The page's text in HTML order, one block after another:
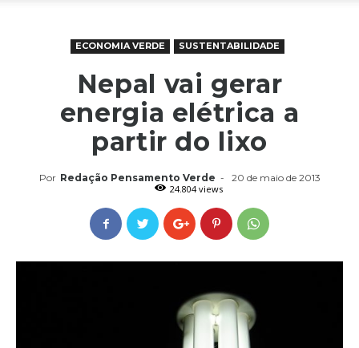
ECONOMIA VERDE SUSTENTABILIDADE
Nepal vai gerar
energia elétrica a
partir do lixo
Por Redação Pensamento Verde -
20 de maio de 2013
24.804 views